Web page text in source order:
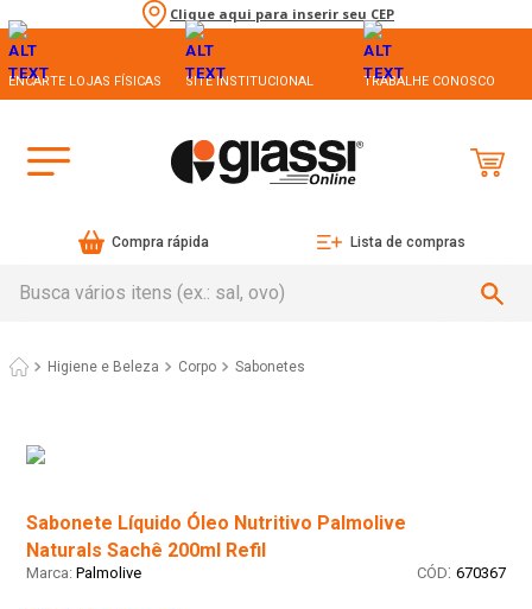
Clique aqui para inserir seu CEP
ENCARTE LOJAS FÍSICAS SITE INSTITUCIONAL TRABALHE CONOSCO
Compra rápida Lista de compras
Higiene e Beleza Corpo Sabonetes
Sabonete Líquido Óleo Nutritivo Palmolive
Naturals Sachê 200ml Refil
Palmolive : 670367